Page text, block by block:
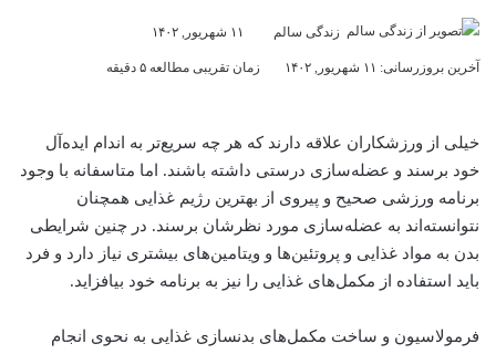
زندگی سالم ۱۱ شهریور, ۱۴۰۲
آخرین بروزرسانی: ۱۱ شهریور, ۱۴۰۲ زمان تقریبی مطالعه ۵ دقیقه
خیلی از ورزشکاران علاقه دارند که هر چه سریع‌تر به اندام ایده‌آل
خود برسند و عضله‌سازی درستی داشته باشند. اما متاسفانه با وجود
برنامه ورزشی صحیح و پیروی از بهترین رژیم غذایی همچنان
نتوانسته‌‌‌اند به عضله‌سازی مورد نظرشان برسند. در چنین شرایطی
بدن به مواد غذایی و پروتئین‌ها و ویتامین‌های بیشتری نیاز دارد و فرد
باید استفاده از مکمل‌های غذایی را نیز به برنامه خود بیافزاید.
فرمولاسیون و ساخت مکمل‌های بدنسازی غذایی به نحوی انجام